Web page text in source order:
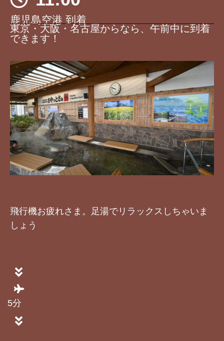
鹿児島空港 到着
東京・大阪・名古屋からなら、午前中に到着
できます！
飛行機お疲れさま。足湯でリラックスしちゃいま
しょう
5分